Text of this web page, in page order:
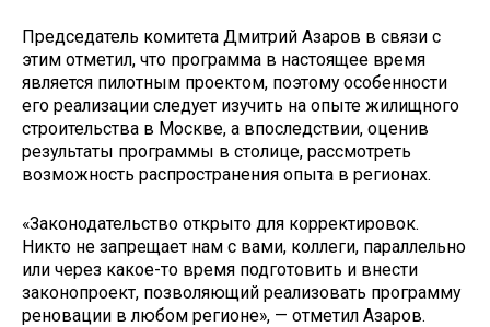
Председатель комитета Дмитрий Азаров в связи с
этим отметил, что программа в настоящее время
является пилотным проектом, поэтому особенности
его реализации следует изучить на опыте жилищного
строительства в Москве, а впоследствии, оценив
результаты программы в столице, рассмотреть
возможность распространения опыта в регионах.
«Законодательство открыто для корректировок.
Никто не запрещает нам с вами, коллеги, параллельно
или через какое-то время подготовить и внести
законопроект, позволяющий реализовать программу
реновации в любом регионе», — отметил Азаров.